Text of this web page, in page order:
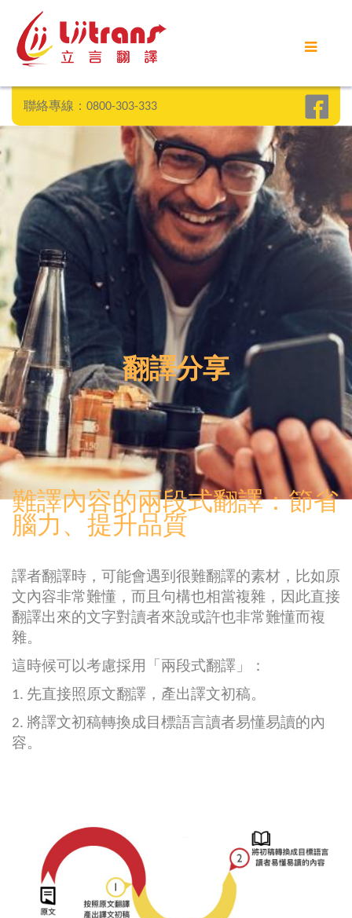
聯絡專線：0800-303-333
翻譯分享
難譯內容的兩段式翻譯：節省
腦力、提升品質
譯者翻譯時，可能會遇到很難翻譯的素材，比如原
文內容非常難懂，而且句構也相當複雜，因此直接
翻譯出來的文字對讀者來說或許也非常難懂而複
雜。
這時候可以考慮採用「兩段式翻譯」：
1. 先直接照原文翻譯，產出譯文初稿。
2. 將譯文初稿轉換成目標語言讀者易懂易讀的內
容。
首頁
立言優勢
客戶案例
部落格
常見問題
聯絡我們
SEARCH